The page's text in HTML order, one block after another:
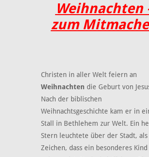
Weihnachten
zum
Christen in aller Welt feiern an
Weihnachten die Geburt von
Nach der biblischen
Weihnachtsgeschichte kam er in
Stall in Bethlehem zur Welt. Ein
Stern leuchtete über der Stadt, als
Zeichen, dass ein besonderes Kind